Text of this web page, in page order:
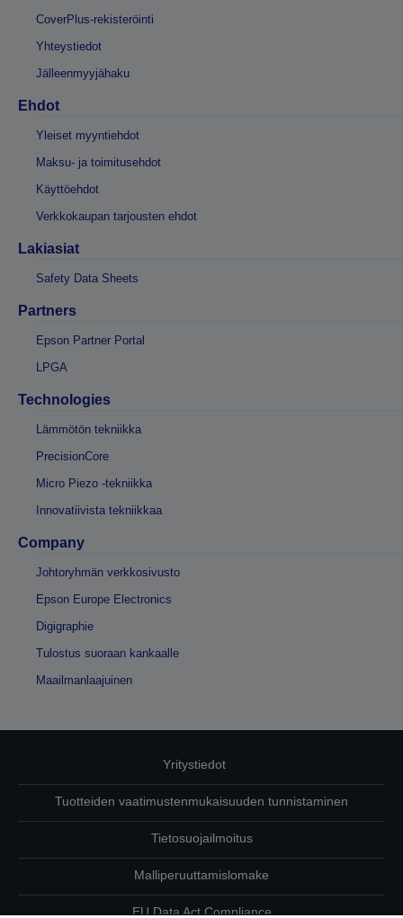
CoverPlus-rekisteröinti
Yhteystiedot
Jälleenmyyjähaku
Ehdot
Yleiset myyntiehdot
Maksu- ja toimitusehdot
Käyttöehdot
Verkkokaupan tarjousten ehdot
Lakiasiat
Safety Data Sheets
Partners
Epson Partner Portal
LPGA
Technologies
Lämmötön tekniikka
PrecisionCore
Micro Piezo -tekniikka
Innovatiivista tekniikkaa
Company
Johtoryhmän verkkosivusto
Epson Europe Electronics
Digigraphie
Tulostus suoraan kankaalle
Maailmanlaajuinen
Yritystiedot
Tuotteiden vaatimustenmukaisuuden tunnistaminen
Tietosuojailmoitus
Malliperuuttamislomake
EU Data Act Compliance